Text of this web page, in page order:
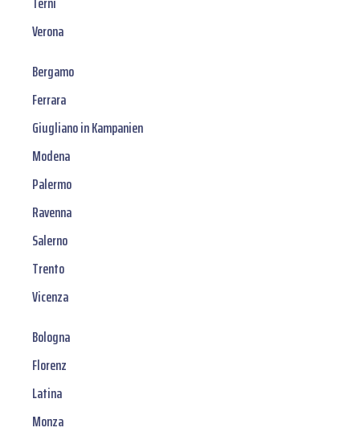
Verona
Bergamo
Ferrara
Giugliano in Kampanien
Modena
Palermo
Ravenna
Salerno
Trento
Vicenza
Bologna
Florenz
Latina
Monza